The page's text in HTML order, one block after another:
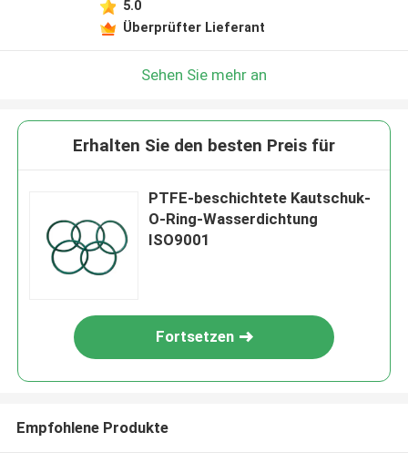
5.0
Überprüfter Lieferant
Sehen Sie mehr an
Erhalten Sie den besten Preis für
PTFE-beschichtete Kautschuk-
O-Ring-Wasserdichtung
ISO9001
Fortsetzen
Empfohlene Produkte